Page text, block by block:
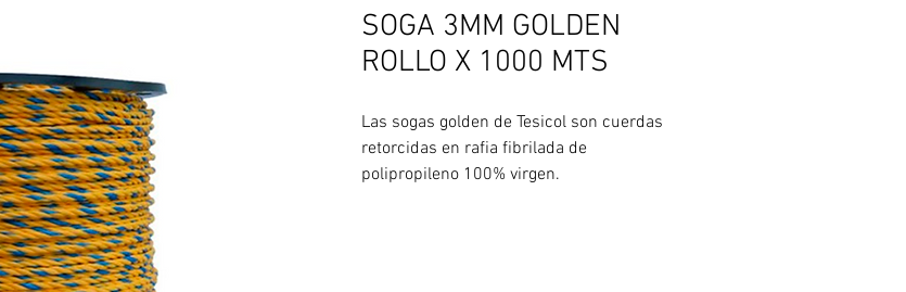
SOGA 3MM GOLDEN
ROLLO X 1000 MTS
Las sogas golden de Tesicol son cuerdas
retorcidas en rafia fibrilada de
polipropileno 100% virgen.